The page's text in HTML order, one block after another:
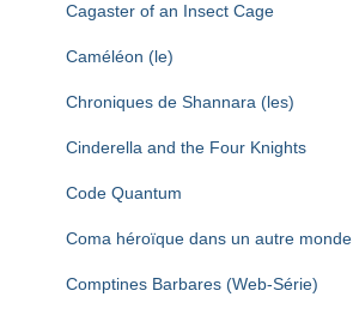
Cagaster of an Insect Cage
Caméléon (le)
Chroniques de Shannara (les)
Cinderella and the Four Knights
Code Quantum
Coma héroïque dans un autre monde
Comptines Barbares (Web-Série)